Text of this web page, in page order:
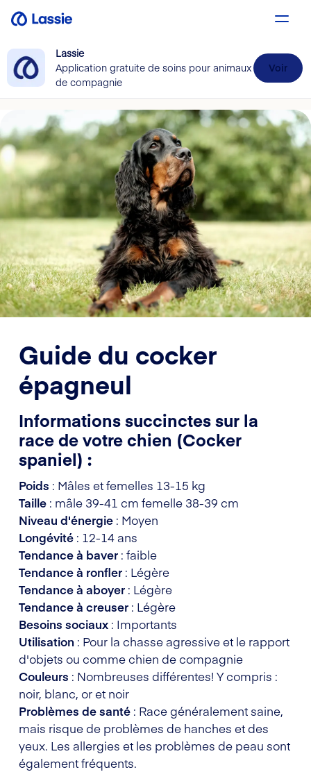
Lassie
Application gratuite de soins pour animaux
de compagnie
Voir
Guide du cocker
épagneul
Informations succinctes sur la
race de votre chien (Cocker
spaniel) :
Poids : Mâles et femelles 13-15 kg
Taille : mâle 39-41 cm femelle 38-39 cm
Niveau d'énergie : Moyen
Longévité : 12-14 ans
Tendance à baver : faible
Tendance à ronfler : Légère
Tendance à aboyer : Légère
Tendance à creuser : Légère
Besoins sociaux : Importants
Utilisation : Pour la chasse agressive et le rapport
d'objets ou comme chien de compagnie
Couleurs : Nombreuses différentes! Y compris :
noir, blanc, or et noir
Problèmes de santé : Race généralement saine,
mais risque de problèmes de hanches et des
yeux. Les allergies et les problèmes de peau sont
également fréquents.